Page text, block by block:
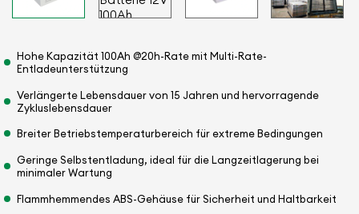
Hohe Kapazität 100Ah @20h-Rate mit Multi-Rate-
Entladeunterstützung
Verlängerte Lebensdauer von 15 Jahren und hervorragende
Zykluslebensdauer
Breiter Betriebstemperaturbereich für extreme Bedingungen
Geringe Selbstentladung, ideal für die Langzeitlagerung bei
minimaler Wartung
Flammhemmendes ABS-Gehäuse für Sicherheit und Haltbarkeit